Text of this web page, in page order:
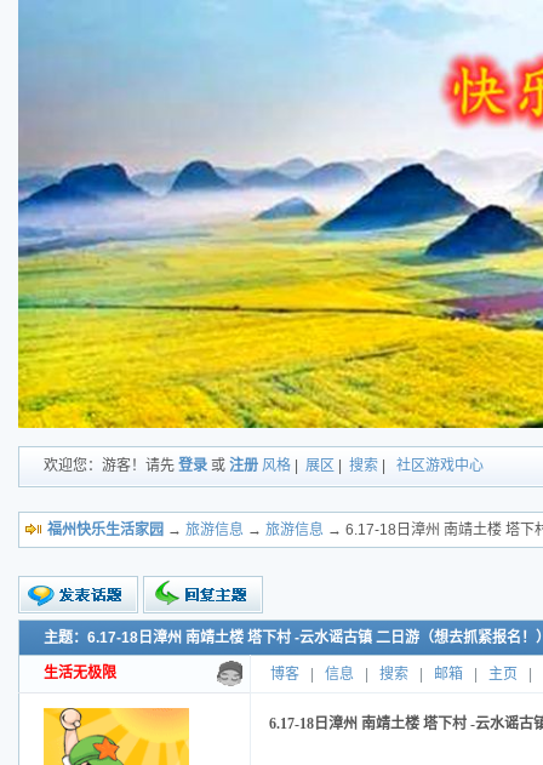
欢迎您：游客！请先 登录 或 注册 风格 展区 搜索| 社区游戏中心
福州快乐生活家园 → 旅游信息→ 旅游信息→ 6.17-18日漳州 南靖土楼 塔下
新的主题
投票帖
交易帖
小字报
主题：6.17-18日漳州 南靖土楼 塔下村 -云水谣古镇 二日游（想去抓紧报名！
生活无极限 博客 信息 搜索 邮箱 主页
6.17-18日漳州 南靖土楼 塔下村 -云水谣古